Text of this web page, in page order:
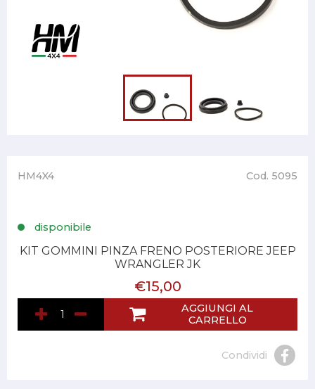
HM4X4 Cod. 5095
disponibile
KIT GOMMINI PINZA FRENO POSTERIORE JEEP
WRANGLER JK
€15,00
AGGIUNGI AL
CARRELLO
Condividi